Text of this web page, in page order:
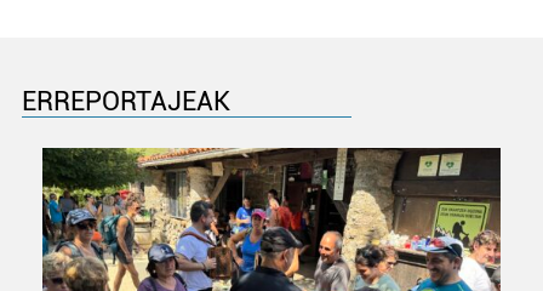
ERREPORTAJEAK